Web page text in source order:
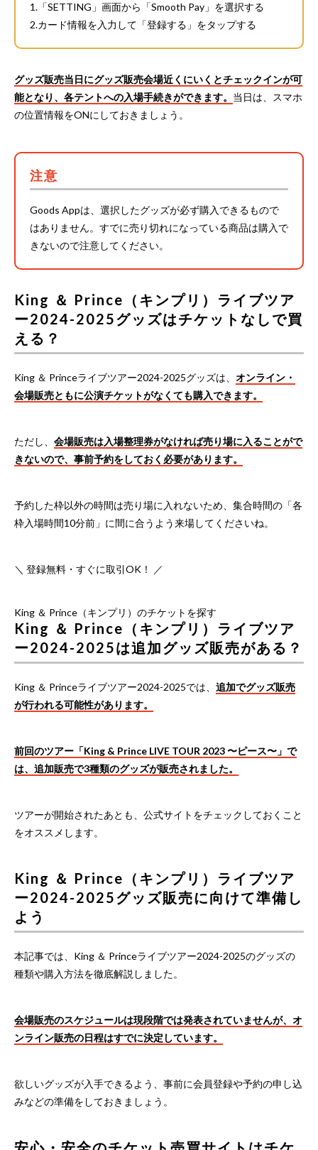
1.「SETTING」画面から「Smooth Pay」を選択する
2.カード情報を入力して「登録する」をタップする
グッズ販売当日にグッズ販売会場近くにいくとチェックインが可
能となり、各テントへの入場手続きができます。 当日は、スマホ
の位置情報をONにしておきましょう。
注意
Goods Appは、選択したグッズが必ず購入できるもので
はありません。すでに売り切れになっている商品は購入で
きないので注意してください。
King ＆ Prince（キンプリ）ライブツア
ー2024-2025グッズはチケットなしで買
える？
King ＆ Princeライブツアー2024-2025グッズは、 オンライン・
会場販売ともに公演チケットがなくても購入できます。
ただし、 会場販売は入場整理券がなければ売り場に入ることがで
きないので、事前予約をしておく必要があります。
予約した枠以外の時間は売り場に入れないため、集合時間の「各
枠入場時間10分前」に間に合うよう来場してくださいね。
＼ 登録無料・すぐに取引OK！ ／
King ＆ Prince（キンプリ）のチケットを探す
King ＆ Prince（キンプリ）ライブツア
ー2024-2025は追加グッズ販売がある？
King ＆ Princeライブツアー2024-2025では、 追加でグッズ販売
が行われる可能性があります。
前回のツアー「King & Prince LIVE TOUR 2023 〜ピース〜」で
は、追加販売で3種類のグッズが販売されました。
ツアーが開始されたあとも、公式サイトをチェックしておくこと
をオススメします。
King ＆ Prince（キンプリ）ライブツア
ー2024-2025グッズ販売に向けて準備し
よう
本記事では、King ＆ Princeライブツアー2024-2025のグッズの
種類や購入方法を徹底解説しました。
会場販売のスケジュールは現段階では発表されていませんが、オ
ンライン販売の日程はすでに決定しています。
欲しいグッズが入手できるよう、事前に会員登録や予約の申し込
みなどの準備をしておきましょう。